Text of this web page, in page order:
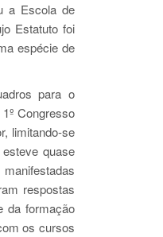
a Escola de
Estatuto foi
espécie de
para o
Congresso
limitando-se
quase
respostas
da formação
os cursos